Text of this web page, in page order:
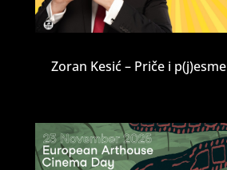
Zoran Kesić – Priče i p(j)esme